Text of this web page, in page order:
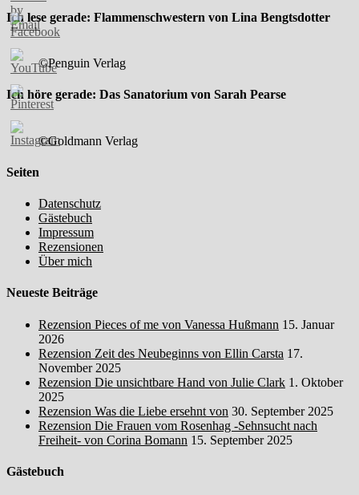
Ich lese gerade: Flammenschwestern von Lina Bengtsdotter
©Penguin Verlag
Ich höre gerade: Das Sanatorium von Sarah Pearse
©Goldmann Verlag
Seiten
Datenschutz
Gästebuch
Impressum
Rezensionen
Über mich
Neueste Beiträge
Rezension Pieces of me von Vanessa Hußmann 15. Januar
2026
Rezension Zeit des Neubeginns von Ellin Carsta 17.
November 2025
Rezension Die unsichtbare Hand von Julie Clark 1. Oktober
2025
Rezension Was die Liebe ersehnt von 30. September 2025
Rezension Die Frauen vom Rosenhag -Sehnsucht nach
Freiheit- von Corina Bomann 15. September 2025
Gästebuch